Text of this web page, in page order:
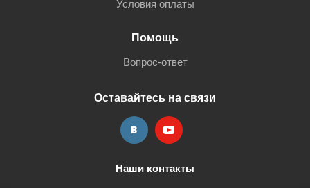
Условия оплаты
Помощь
Вопрос-ответ
Оставайтесь на связи
Наши контакты